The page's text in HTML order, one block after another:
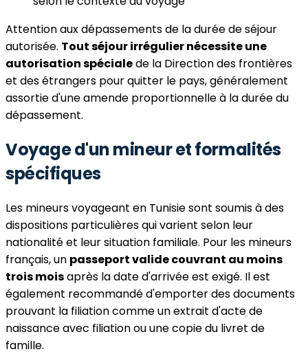
Attention aux dépassements de la durée de séjour
autorisée. Tout séjour irrégulier nécessite une
autorisation spécialede la Direction des frontières
et des étrangers pour quitter le pays, généralement
assortie d'une amende proportionnelle à la durée du
dépassement.
Voyage d'un mineur et formalités
spécifiques
Les mineurs voyageant en Tunisie sont soumis à des
dispositions particulières qui varient selon leur
nationalité et leur situation familiale. Pour les mineurs
français, un passeport valide couvrant au moins
trois moisaprès la date d'arrivée est exigé. Il est
également recommandé d'emporter des documents
prouvant la filiation comme un extrait d'acte de
naissance avec filiation ou une copie du livret de
famille.